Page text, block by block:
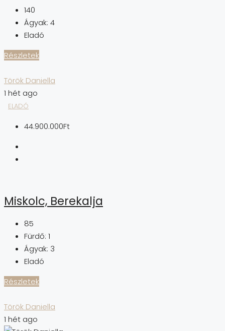
140
Ágyak: 4
Eladó
Részletek
Török Daniella
1 hét ago
ELADÓ
44.900.000Ft
Miskolc, Berekalja
85
Fürdő: 1
Ágyak: 3
Eladó
Részletek
Török Daniella
1 hét ago